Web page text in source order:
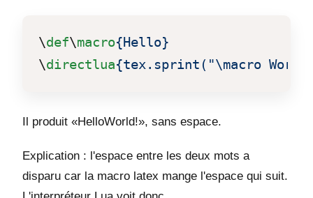
\def\macro{Hello}
\directlua{tex.sprint("\macro
Il produit «HelloWorld!», sans espace.
Explication : l'espace entre les deux mots a
disparu car la macro latex mange l'espace qui suit.